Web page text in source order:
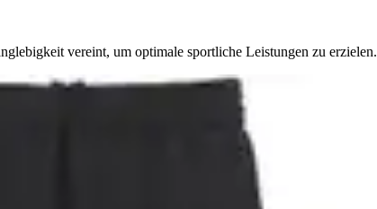
vereint, um optimale sportliche Leistungen zu erzielen.